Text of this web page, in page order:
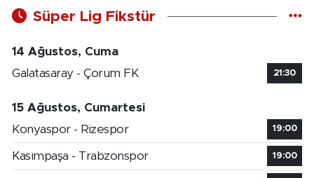
Süper Lig Fikstür
14 Ağustos, Cuma
Galatasaray - Çorum FK
21:30
15 Ağustos, Cumartesi
Konyaspor - Rizespor
19:00
Kasımpaşa - Trabzonspor 19:00